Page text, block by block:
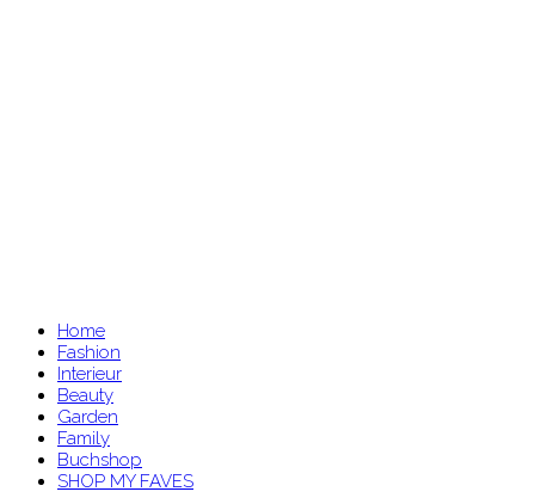
Home
Fashion
Interieur
Beauty
Garden
Family
Buchshop
SHOP MY FAVES